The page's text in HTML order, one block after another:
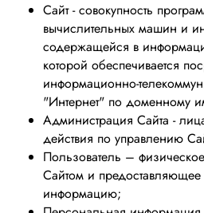
Сайт - совокупность
вычислительных машин и
содержащейся в
которой обеспечивается
информационно-
"Интернет" по доменному
Администрация Сайта -
действия по управлению
Пользователь –
Сайтом и
информацию;